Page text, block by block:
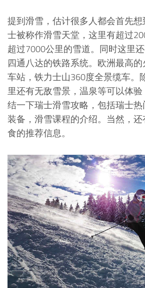
提到滑雪，估计很多人都会首先
士被称作滑雪天堂，这里有超过
超过7000公里的雪道。同时这里
四通八达的铁路系统。欧洲最高
车站，铁力士山360度全景缆车。
里还有无敌雪景，温泉等可以体
结一下瑞士滑雪攻略，包括瑞士
装备，滑雪课程的介绍。当然，
食的推荐信息。